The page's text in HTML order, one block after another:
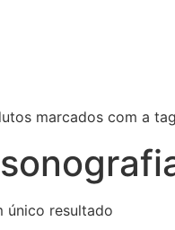
marcados com a
único resultado